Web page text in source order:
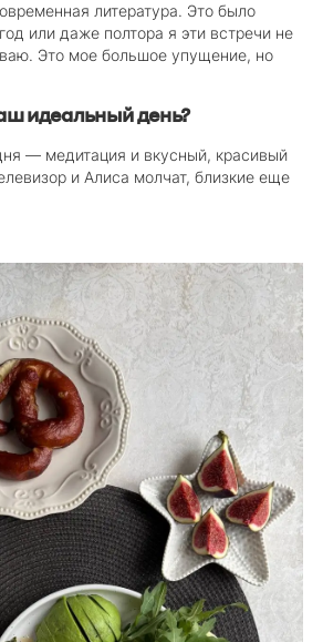
литература. Это было
или даже полтора я эти встречи не
Это мое большое упущение, но
идеальный день?
— медитация и вкусный, красивый
и Алиса молчат, близкие еще